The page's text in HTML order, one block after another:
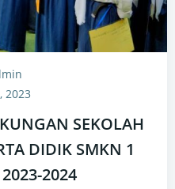
2023
SEKOLAH
DIDIK SMKN 1
2024